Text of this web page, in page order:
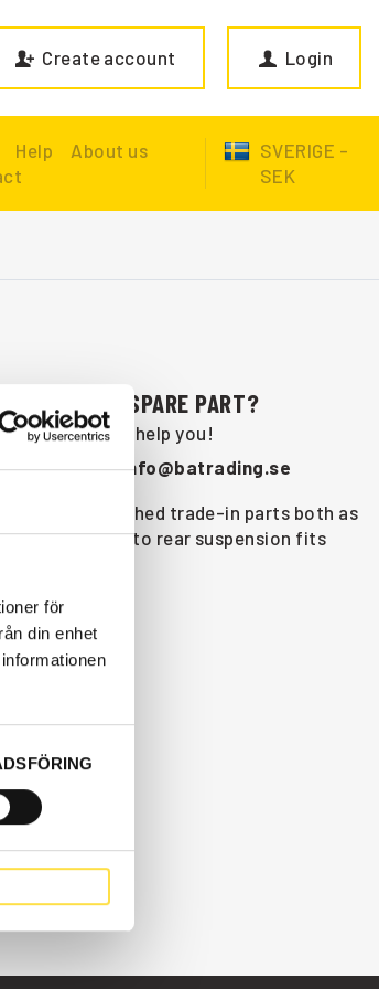
för
din enhet
Create account Login
Help
About us
SVERIGE -
SEK
MISSING A SPARE PART?
us and we will help you!
152-32500
info@batrading.se
or refurbished trade-in parts both as
BR043), to rear suspension fits